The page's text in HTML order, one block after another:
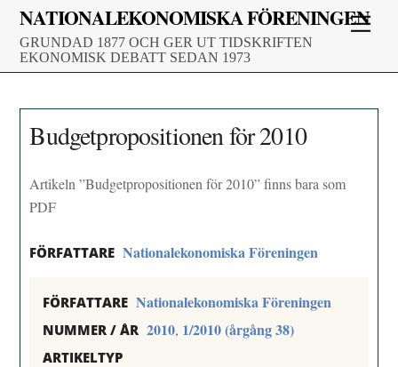
Skip
content
NATIONALEKONOMISKA FÖRENINGEN
GRUNDAD 1877 OCH GER UT TIDSKRIFTEN
EKONOMISK DEBATT SEDAN 1973
Budgetpropositionen för 2010
Artikeln ”Budgetpropositionen för 2010” finns bara som
PDF
FÖRFATTARE Nationalekonomiska Föreningen
FÖRFATTARE Nationalekonomiska Föreningen
NUMMER / ÅR 2010, 1/2010 (årgång 38)
ARTIKELTYP